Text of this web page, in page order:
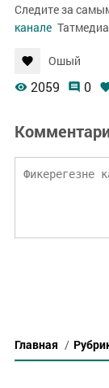
Следите за
канале Татмедиа
Ошый
2059 0
Главная /